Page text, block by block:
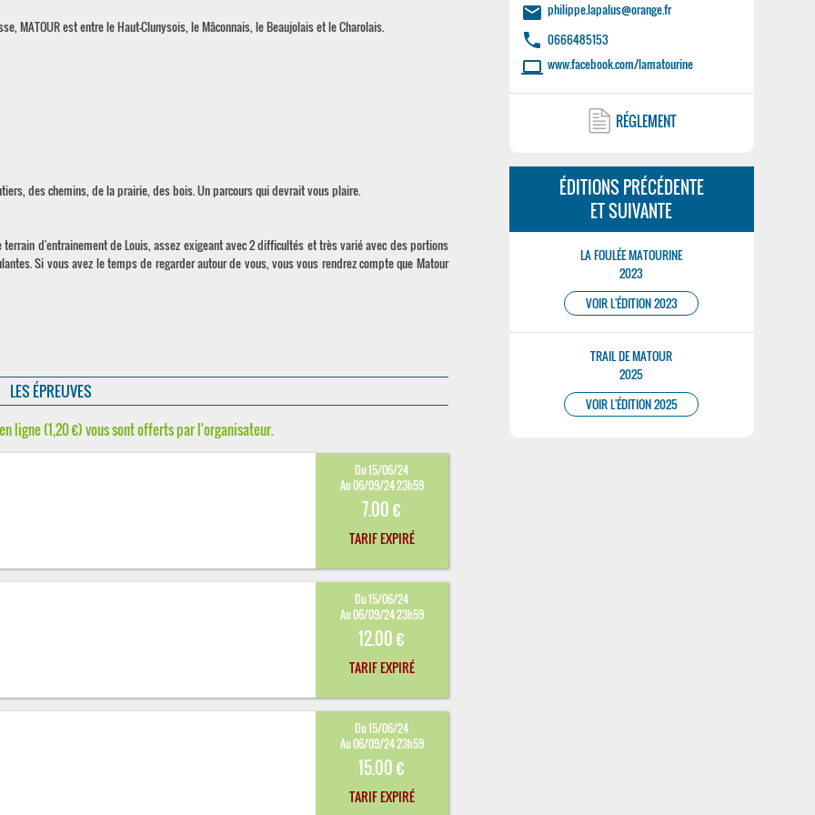
MATOUR est entre le Haut-Clunysois, le Mâconnais, le Beaujolais et le Charolais.
des chemins, de la prairie, des bois. Un parcours qui devrait vous plaire.
d'entrainement de Louis, assez exigeant avec 2 difficultés et très varié avec des portions
Si vous avez le temps de regarder autour de vous, vous vous rendrez compte que Matour
LES ÉPREUVES
ligne (1,20 €) vous sont offerts par l'organisateur.
Du 15/06/24
Au 06/09/24 23h59
7.00 €
TARIF EXPIRÉ
Du 15/06/24
Au 06/09/24 23h59
12.00 €
TARIF EXPIRÉ
Du 15/06/24
Au 06/09/24 23h59
15.00 €
TARIF EXPIRÉ
email philippe.lapalus@orange.fr
phone 0666485153
laptop www.facebook.com/lamatourine
RÉGLEMENT
ÉDITIONS PRÉCÉDENTE
ET SUIVANTE
LA FOULÉE MATOURINE
2023
VOIR L'ÉDITION 2023
TRAIL DE MATOUR
2025
VOIR L'ÉDITION 2025